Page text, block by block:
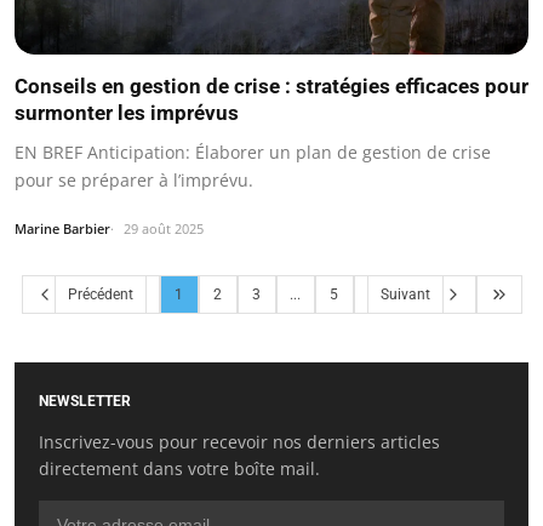
Conseils en gestion de crise : stratégies efficaces pour
surmonter les imprévus
EN BREF Anticipation: Élaborer un plan de gestion de crise
pour se préparer à l’imprévu.
Marine Barbier 29 août 2025
Précédent 1 2 3 ... 5 Suivant
NEWSLETTER
Inscrivez-vous pour recevoir nos derniers articles
directement dans votre boîte mail.